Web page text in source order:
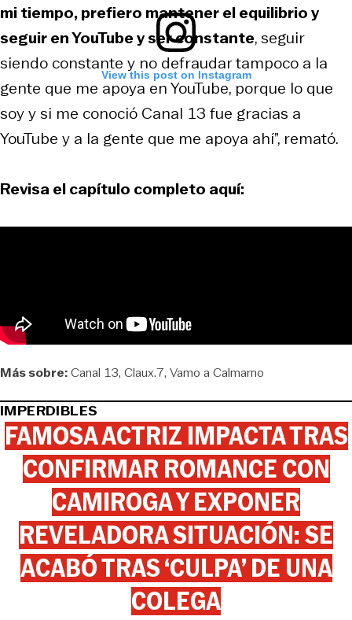
View this post on Instagram
mi tiempo, prefiero mantener el equilibrio y
seguir en YouTube y ser constante, seguir
siendo constante y no defraudar tampoco a la
gente que me apoya en YouTube, porque lo que
soy y si me conoció Canal 13 fue gracias a
YouTube y a la gente que me apoya ahí”, remató.
Revisa el capítulo completo aquí:
Más sobre:Canal 13 Claux.7 Vamo a Calmarno
IMPERDIBLES
FAMOSA ACTRIZ IMPACTA TRAS
CONFIRMAR ROMANCE CON
CAMIROGA Y EXPONER
REVELADORA SITUACIÓN: SE
ACABÓ TRAS ‘CULPA’ DE UNA
COLEGA